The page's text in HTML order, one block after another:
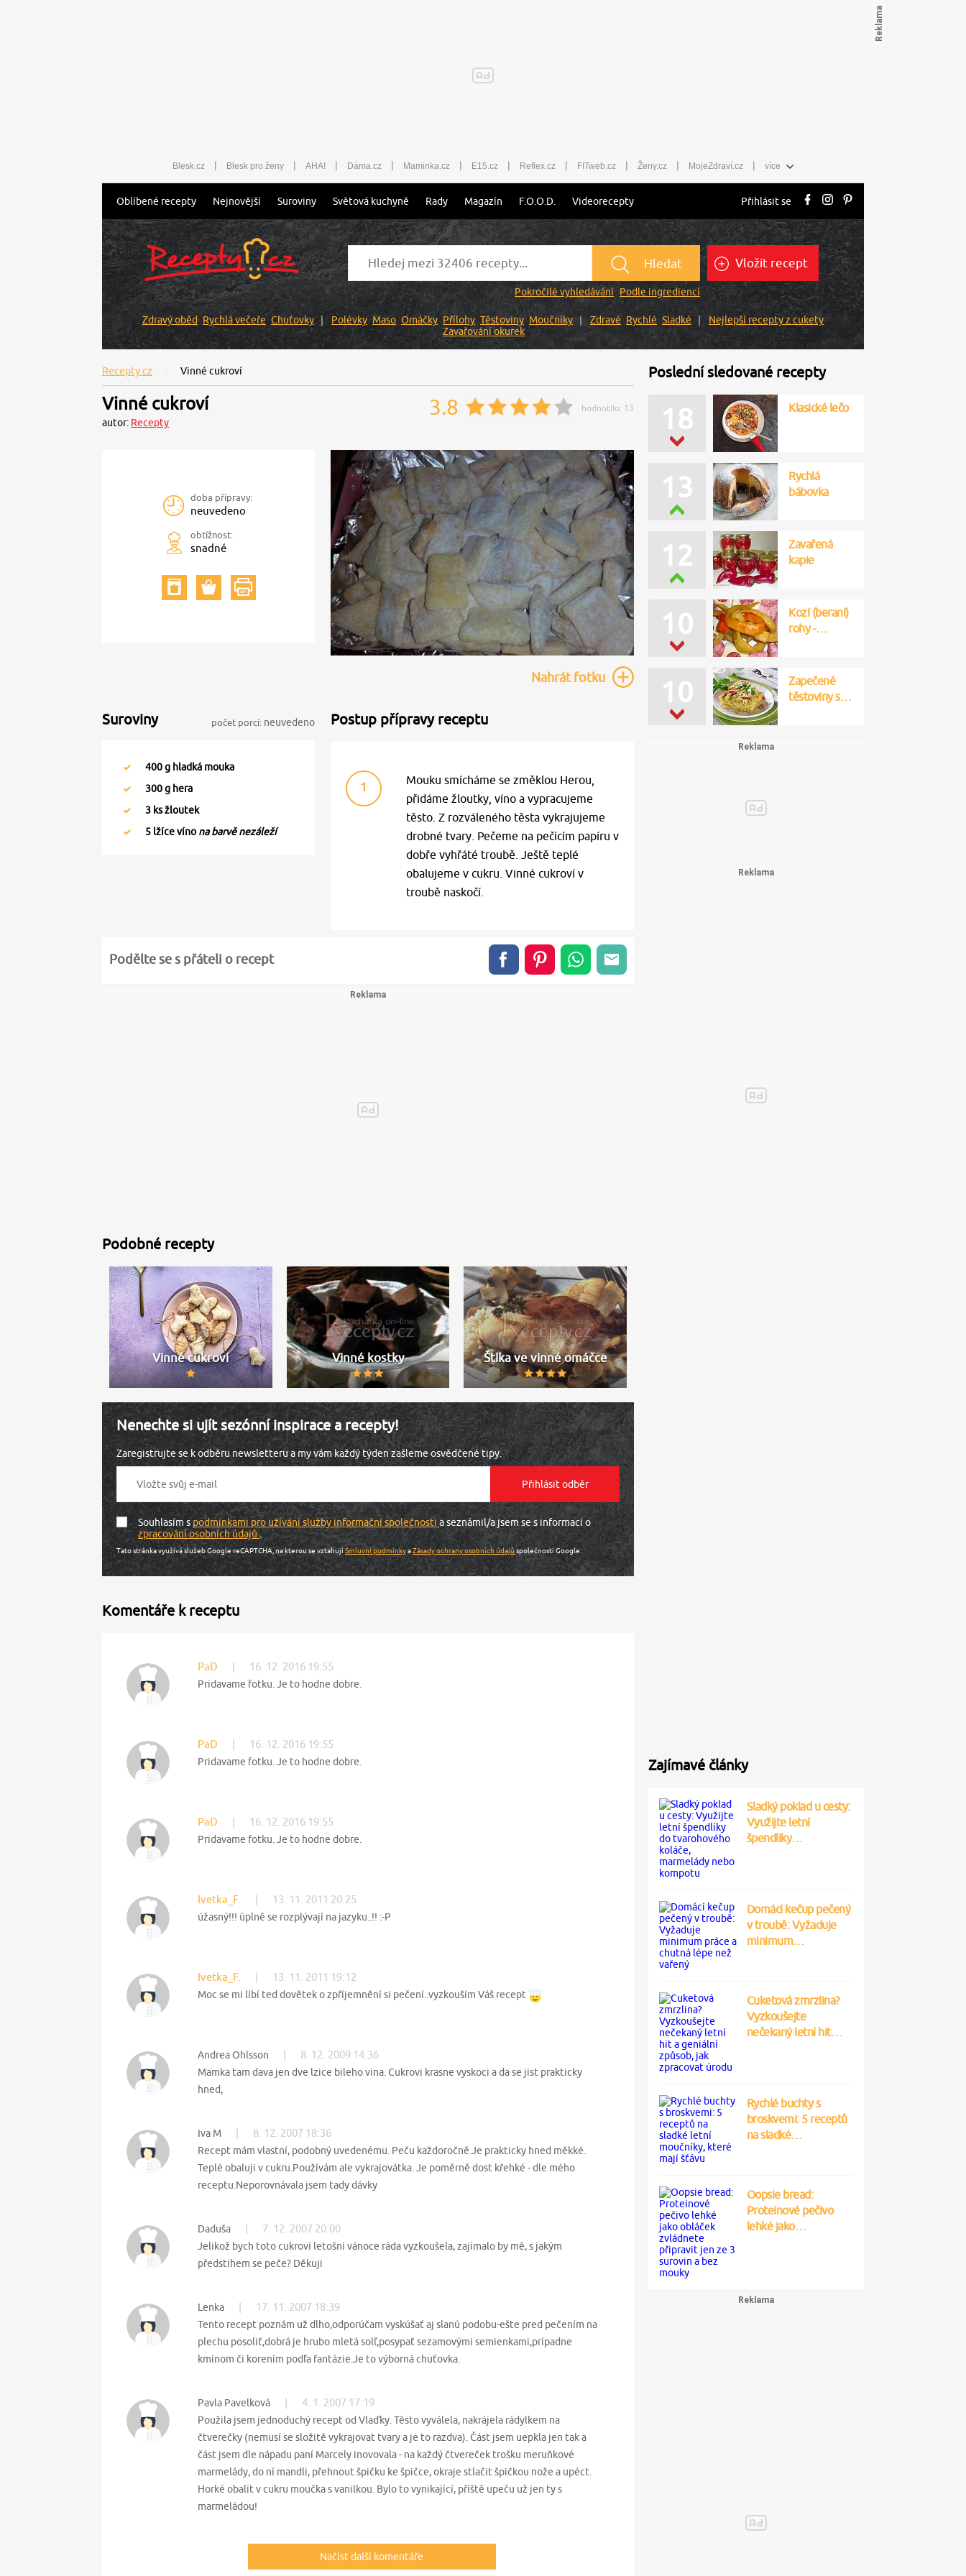
Blesk.cz | Blesk pro ženy | AHA! | Dáma.cz | Maminka.cz | E15.cz | Reflex.cz | FITweb.cz | Ženy.cz | MojeZdraví.cz | více
Oblíbené recepty Nejnovější Suroviny Světová kuchyně Rady Magazín F.O.O.D. Videorecepty Přihlásit se
Hledat
Pokročilé vyhledávání Podle ingrediencí
Vložit recept
Zdravý oběd Rychlá večeře Chuťovky Polévky Maso Omáčky Přílohy Těstoviny Moučníky Zdravé Rychlé Sladké
Nejlepší recepty z cukety
Zavařování okurek
Recepty.cz Vinné cukroví
Vinné cukroví
autor: Recepty
3.8 hodnotilo: 13
doba přípravy:
neuvedeno
obtížnost:
snadné
Nahrátfotku
Suroviny počet porcí: neuvedeno
400g hladká mouka
300g hera
3 ks žloutek
5 lžíce víno na barvě nezáleží
Postup přípravy receptu
1
Mouku smícháme se změklou Herou,
přidáme žloutky, víno a vypracujeme
těsto. Z rozváleného těsta vykrajujeme
drobné tvary. Pečeme na pečícím papíru v
dobře vyhřáté troubě. Ještě teplé
obalujeme v cukru. Vinné cukroví v
troubě naskočí.
Podělte se s přáteli o recept
Podobné recepty
Vinné cukroví Vinné kostky Štika ve vinné omáčce
Nenechte si ujít sezónní inspirace a recepty!
Zaregistrujte se k odběru newsletteru a my vám každý týden zašleme osvědčené tipy.
Souhlasím spodmínkami pro užívání služby informační společnosti a seznámil/a jsem se s informací o
zpracování osobních údajů.
Tato stránka využívá služeb Google reCAPTCHA, na kterou se vztahujíSmluvní podmínkyaZásady ochrany osobních údajůspolečnosti Google.
Komentáře k receptu
PaD 16. 12. 2016 19:55
Pridavame fotku. Je to hodne dobre.
PaD 16. 12. 2016 19:55
Pridavame fotku. Je to hodne dobre.
PaD 16. 12. 2016 19:55
Pridavame fotku. Je to hodne dobre.
Ivetka_F. 13. 11. 2011 20:25
úžasný!!! úplně se rozplývají na jazyku..!! :-P
Ivetka_F. 13. 11. 2011 19:12
Moc se mi líbí ted dovětek o zpříjemnění si pečení..vyzkouším Váš recept
Andrea Ohlsson 8. 12. 2009 14:36
Mamka tam dava jen dve lzice bileho vina. Cukrovi krasne vyskoci a da se jist prakticky
hned,
Iva M 8. 12. 2007 18:36
Recept mám vlastní, podobný uvedenému. Peču každoročně.Je prakticky hned měkké.
Teplé obaluji v cukru.Používám ale vykrajovátka. Je poměrně dost křehké - dle mého
receptu.Neporovnávala jsem tady dávky
Daduša 7. 12. 2007 20:00
Jelikož bych toto cukroví letošní vánoce ráda vyzkoušela, zajímalo by mě, s jakým
předstihem se peče? Děkuji
Lenka 17. 11. 2007 18:39
Tento recept poznám už dlho,odporúčam vyskúšať aj slanú podobu-ešte pred pečením na
plechu posoliť,dobrá je hrubo mletá solľ,posypať sezamovými semienkami,prípadne
kmínom či korením podľa fantázie.Je to výborná chuťovka.
Pavla Pavelková 4. 1. 2007 17:19
Použila jsem jednoduchý recept od Vlaďky. Těsto vyválela, nakrájela rádylkem na
čtverečky (nemusí se složitě vykrajovat tvary a je to razdva). Část jsem uepkla jen tak a
část jsem dle nápadu paní Marcely inovovala - na každý čtvereček trošku meruňkové
marmelády, do ní mandli, přehnout špičku ke špičce, okraje stlačit špičkou nože a upéct.
Horké obalit v cukru moučka s vanilkou. Bylo to vynikající, příště upeču už jen ty s
marmeládou!
Načíst další komentáře
Poslední sledované recepty
18 Klasické lečo
13
Rychlá
bábovka
12
Zavařená
kapie
10
Kozí (beraní)
rohy -…
10
Zapečené
těstoviny s…
Zajímavé články
Sladký poklad u cesty:
Využijte letní
špendlíky…
Domácí kečup pečený
v troubě: Vyžaduje
minimum…
Cuketová zmrzlina?
Vyzkoušejte
nečekaný letní hit…
Rychlé buchty s
broskvemi: 5 receptů
na sladké…
Oopsie bread:
Proteinové pečivo
lehké jako…